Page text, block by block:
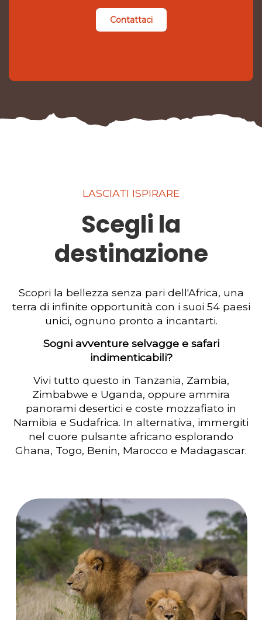
Contattaci
LASCIATI ISPIRARE
Scegli la
destinazione
Scopri la bellezza senza pari dell'Africa, una
terra di infinite opportunità con i suoi 54 paesi
unici, ognuno pronto a incantarti.
Sogni avventure selvagge e safari
indimenticabili?
Vivi tutto questo in Tanzania, Zambia,
Zimbabwe e Uganda, oppure ammira
panorami desertici e coste mozzafiato in
Namibia e Sudafrica. In alternativa, immergiti
nel cuore pulsante africano esplorando
Ghana, Togo, Benin, Marocco e Madagascar.